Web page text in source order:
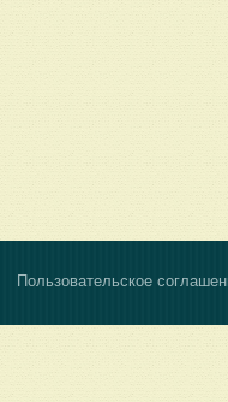
Пользовательское